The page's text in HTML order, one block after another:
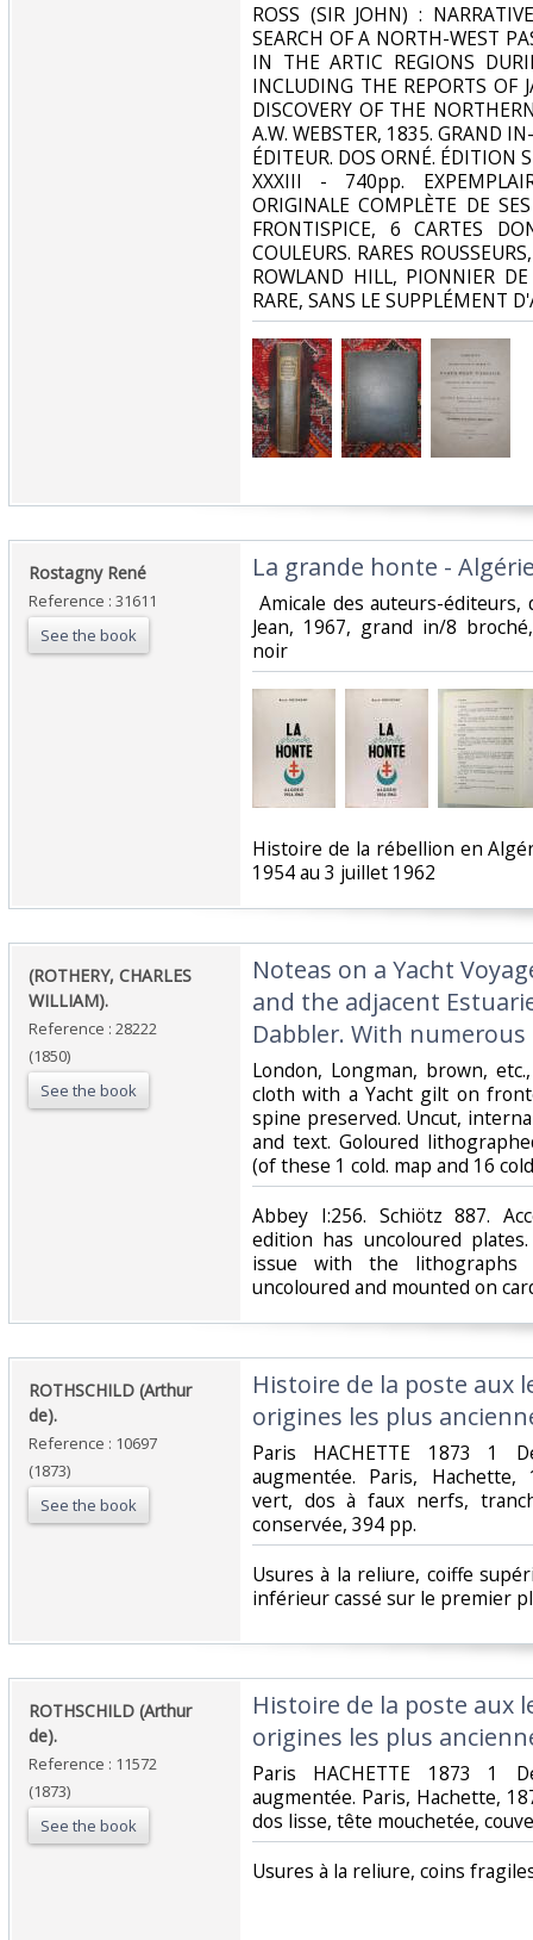
‎ROSS (SIR JOHN) :
SEARCH OF A NORTH-WEST
IN THE ARTIC REGIONS
INCLUDING THE REPORTS OF
DISCOVERY OF THE
A.W. WEBSTER, 1835. GRAND
ÉDITEUR. DOS ORNÉ. ÉDITION
XXXIII - 740pp.
ORIGINALE COMPLÈTE DE
FRONTISPICE, 6 CARTES
COULEURS. RARES
ROWLAND HILL, PIONNIER
RARE, SANS LE SUPPLÉMENT
‎Rostagny René‎
Reference : 31611
See the book
‎La grande honte -
Amicale des auteurs-
Jean, 1967, grand in/8
noir‎
‎Histoire de la rébellion en
1954 au 3 juillet 1962 ‎
‎(ROTHERY, CHARLES
WILLIAM).‎
Reference : 28222
(1850)
See the book
‎Noteas on a Yacht
and the adjacent
Dabbler. With
‎London, Longman, brown,
cloth with a Yacht gilt on
spine preserved. Uncut,
and text. Goloured
(of these 1 cold. map and 16
‎Abbey I:256. Schiötz 887.
edition has uncoloured
issue with the
uncoloured and mounted on
‎ROTHSCHILD (Arthur
de). ‎
Reference : 10697
(1873)
See the book
‎Histoire de la poste aux
origines les plus
‎Paris HACHETTE 1873 1
augmentée. Paris, Hachette,
vert, dos à faux nerfs,
conservée, 394 pp. ‎
‎Usures à la reliure, coiffe
inférieur cassé sur le premier
‎ROTHSCHILD (Arthur
de). ‎
Reference : 11572
(1873)
See the book
‎Histoire de la poste aux
origines les plus
‎Paris HACHETTE 1873 1
augmentée. Paris, Hachette,
dos lisse, tête mouchetée,
‎Usures à la reliure, coins